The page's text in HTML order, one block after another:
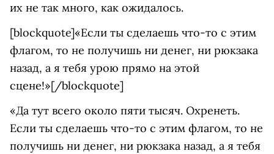
их не так много, как ожидалось.
[blockquote]«Если ты сделаешь что-то с этим
флагом, то не получишь ни денег, ни рюкзака
назад, а я тебя урою прямо на этой
сцене!»[/blockquote]
«Да тут всего около пяти тысяч. Охренеть.
Если ты сделаешь что-то с этим флагом, то не
получишь ни денег, ни рюкзака назад, а я тебя